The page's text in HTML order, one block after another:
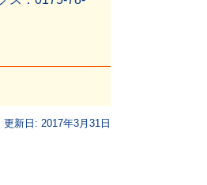
更新日: 2017年3月31日